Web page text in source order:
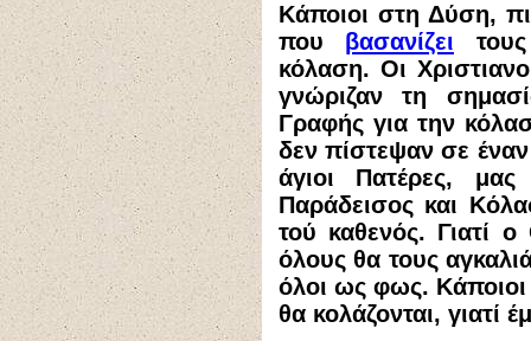
Κάποιοι στη Δύση,
που βασανίζει
κόλαση. Οι
γνώριζαν τη
Γραφής για την
δεν πίστεψαν σε
άγιοι Πατέρες,
Παράδεισος και
τού καθενός. Γιατί
όλους θα τους
όλοι ως φως. Κάποιοι
θα κολάζονται, γιατί